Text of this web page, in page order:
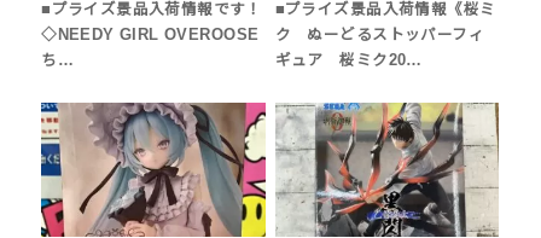
■プライズ景品入荷情報です！
◇NEEDY GIRL OVEROOSE
ち…
■プライズ景品入荷情報《桜ミ
ク ぬーどるストッパーフィ
ギュア 桜ミク20…